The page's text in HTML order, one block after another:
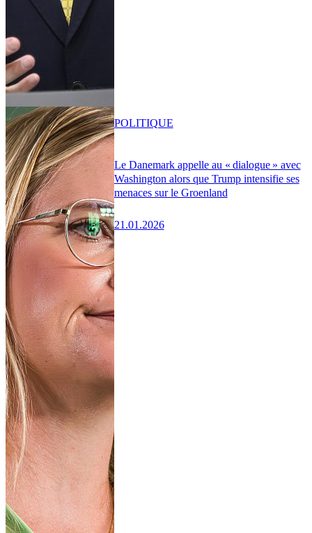
Le Danemark appelle au « dialogue » avec
Washington alors que Trump intensifie ses
menaces sur le Groenland
21.01.2026
POLITIQUE